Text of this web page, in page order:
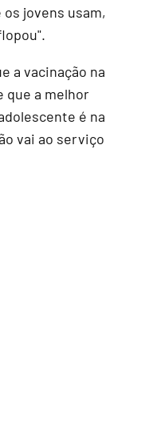
jovens usam,
a vacinação na
que a melhor
é na
vai ao serviço